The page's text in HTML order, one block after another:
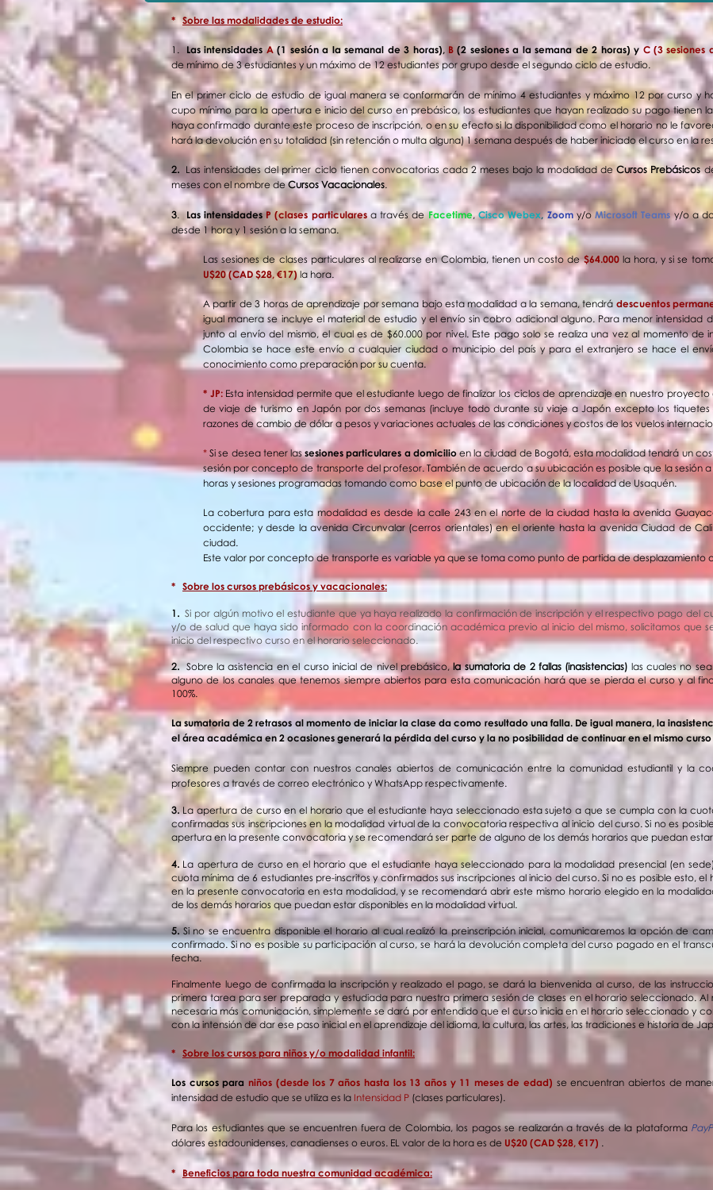
*Sobre las modalidades de estudio:
1.Las intensidades A (1 sesión a lasemanal de 3 horas), B (2 sesiones a la semana de 2 horas) y C (3 sesiones
de mínimo de 3 estudiantes y un máximo de 12 estudiantes por grupo desde el segundo ciclo de estudio.
En el primer ciclo de estudio de igual manera se conformarán de mínimo 4 estudiantes y máximo 12 por curso y
cupomínimo para la apertura e inicio del curso en prebásico, los estudiantes que hayan realizado su pago tienen
haya confirmado durante este proceso de inscripción, o en su efecto si la disponibilidad como el horario no le
hará la devolución en su totalidad (sin retención o multa alguna) 1 semana después de haber iniciado el curso en la
2. Lasintensidadesdel primer ciclo tienen convocatorias cada 2 meses bajo la modalidad deCursos Prebásicos
meses con el nombre deCursos Vacacionales.
3.Las intensidadesP (clases particularesa través deFacetime,Cisco Webex,Zoom y/oMicrosoft Teams y/o a
desde 1 hora y 1 sesión a la semana.
Las sesiones de clases particulares al realizarse en Colombia, tienen un costo de$64.000la hora, y si se
U$20 (CAD $28, €17​)la hora.
A partir de 3 horas de aprendizaje por semana bajo esta modalidad a la semana, tendrá descuentos
igual manera se incluye el material de estudio y el envío sin cobro adicional alguno. Para menor intensidad
junto al envío del mismo, el cual es de $60.000 por nivel. Este pago solo se realiza una vez al momento de
Colombia se hace este envío a cualquier ciudad o municipio del país y para el extranjero se hace el
conocimiento como preparación por su cuenta.
* JP: Esta intensidad permite que el estudiante luego de finalizar los ciclos de aprendizaje en nuestro
de viaje de turismo en Japón por dos semanas (incluye todo durante su viaje a Japón excepto los
razones de cambio de dólar a pesos y variaciones actuales de las condiciones y costos de los vuelos
*Si se desea tener lassesiones particulares a domicilioen la ciudad de Bogotá, esta modalidad tendrá un
sesión por concepto de transporte del profesor. También de acuerdo a su ubicación es posible que la sesión
horas y sesiones programadas tomando como base el punto de ubicación de la localidad de Usaquén.
La cobertura para esta modalidad es desde la calle 243 en el norte de la ciudad hasta la avenida
occidente; y desde la avenida Circunvalar (cerros orientales) en el oriente hasta la avenida Ciudad de
ciudad.
Este valor por concepto de transporte es variable ya que se toma como punto de partida de desplazamiento
* Sobre los cursos prebásicos y vacacionales:
1.Si por algún motivo el estudiante que ya haya realizado la confirmación de inscripción y el respectivo pago del
y/o de salud que haya sido informado con la coordinación académica previo al inicio del mismo, solicitamos que
inicio del respectivo curso en el horario seleccionado.
2.Sobre la asistencia en el curso inicial de nivel prebásico,la sumatoria de 2 fallas (inasistencias) las cuales no
alguno de los canales que tenemos siempre abiertos para esta comunicación hará que se pierda el curso y al
100%.
La sumatoria de 2 retrasos al momento de iniciar la clase da como resultado una falla. De igual manera, la
el área académica en 2 ocasiones generará la pérdida del curso y la no posibilidad de continuar en el mismo
Siempre pueden contar con nuestros canales abiertos de comunicación entre la comunidad estudiantil y la
profesores a través de correo electrónico y WhatsApp respectivamente.
3.La apertura de curso en el horario que el estudiante haya seleccionado esta sujeto a que se cumpla con la
confirmadas sus inscripciones en la modalidad virtual de la convocatoria respectiva al inicio del curso. Si no es
apertura en la presente convocatoria y se recomendará ser parte de alguno de los demás horarios que puedan
4. La apertura de curso en el horario ​que el estudiante haya seleccionado para la modalidad presencial (en
cuota mínima de 6 estudiantes pre-inscritos y confirmados sus inscripciones al inicio del curso. Si no es posible esto,
en la presente convocatoria en esta modalidad, y se recomendará abrir este mismo horario elegido en la
de los demás horarios que puedan estar disponibles en la modalidad virtual.
5. Si no se encuentra disponible el horario al cual realizó la preinscripción inicial, comunicaremos la opción de
confirmado. Si no es posible su participación al curso, se hará la devolución completa del curso pagado en el
fecha.
Finalmente luego de confirmada la inscripción y realizado el pago, se dará la bienvenida al curso, de las
primera tarea para ser preparada y estudiada para nuestra primera sesión de clases en el horario seleccionado.
necesaria más comunicación, simplemente se dará por entendido que el curso inicia en el horario seleccionado y
con la intensión de dar ese paso inicial en el aprendizaje del idioma, la cultura, las artes, las tradiciones e historia de
* Sobre los cursos para niños y/o modalidad infantil:
Los cursos para niños (desde los 7 años hasta los 13 años y 11 meses de edad) se encuentran abiertos de
intensidad de estudio que se utiliza es la Intensidad P (clases particulares).
Para los estudiantes que se encuentren fuera de Colombia, los pagos se realizarán a través de la plataforma
dólares estadounidenses, canadienses o euros. EL valor de la hora es de U$20 (CAD $28, €17​) .
* Beneficios para toda nuestra comunidad académica: